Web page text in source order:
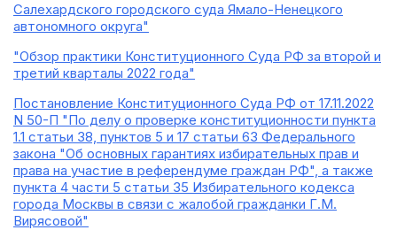
Салехардского городского суда Ямало-Ненецкого
автономного округа"
"Обзор практики Конституционного Суда РФ за второй и
третий кварталы 2022 года"
Постановление Конституционного Суда РФ от 17.11.2022
N 50-П "По делу о проверке конституционности пункта
1.1 статьи 38, пунктов 5 и 17 статьи 63 Федерального
закона "Об основных гарантиях избирательных прав и
права на участие в референдуме граждан РФ", а также
пункта 4 части 5 статьи 35 Избирательного кодекса
города Москвы в связи с жалобой гражданки Г.М.
Вирясовой"